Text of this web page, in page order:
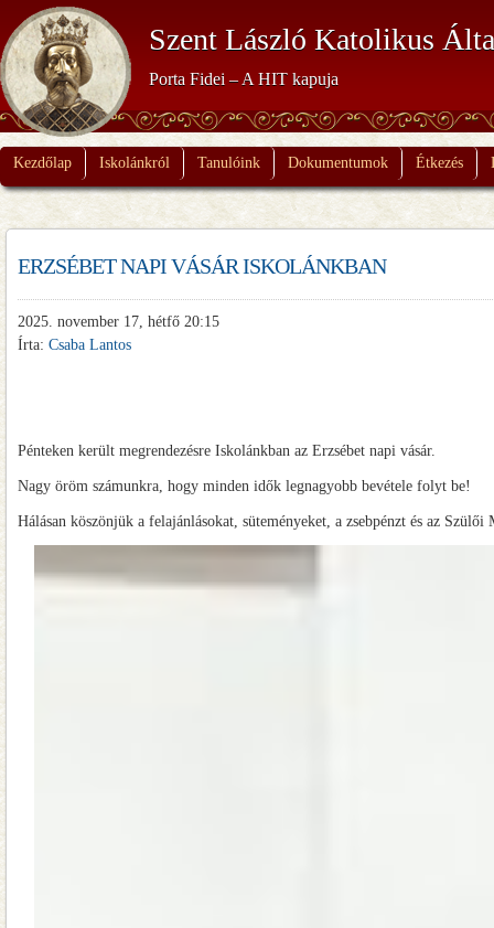
Szent László Katolikus
Porta Fidei – A HIT kapuja
Kezdőlap Iskolánkról Tanulóink Dokumentumok Étkezés
ERZSÉBET NAPI VÁSÁR ISKOLÁNKBAN
2025. november 17, hétfő 20:15
Írta: Csaba Lantos
Pénteken került megrendezésre Iskolánkban az Erzsébet napi vásár.
Nagy öröm számunkra, hogy minden idők legnagyobb bevétele folyt be!
Hálásan köszönjük a felajánlásokat, süteményeket, a zsebpénzt és az Szülői